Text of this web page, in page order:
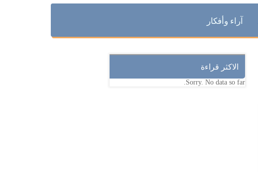
آراء وأفكار
الاكثر قراءة
Sorry. No data so far.